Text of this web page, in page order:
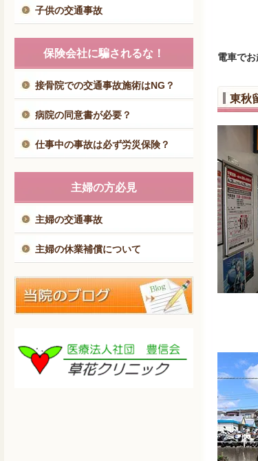
電車で
東秋
子供の交通事故
保険会社に騙されるな！
接骨院での交通事故施術はNG？
病院の同意書が必要？
仕事中の事故は必ず労災保険？
主婦の方必見
主婦の交通事故
主婦の休業補償について